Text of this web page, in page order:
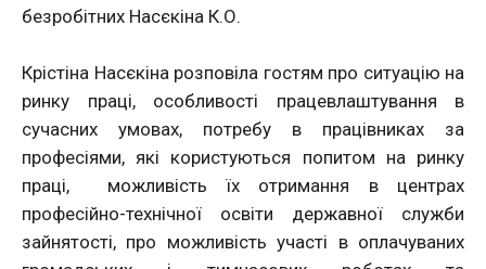
безробітних Насєкіна К.О.
Крістіна Насєкіна розповіла гостям про ситуацію на
ринку праці, особливості працевлаштування в
сучасних умовах, потребу в працівниках за
професіями, які користуються попитом на ринку
праці, можливість їх отримання в центрах
професійно-технічної освіти державної служби
зайнятості, про можливість участі в оплачуваних